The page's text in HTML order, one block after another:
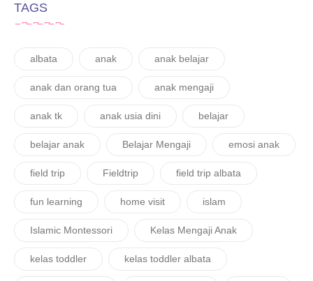
TAGS
albata anak anak belajar
anak dan orang tua anak mengaji
anak tk anak usia dini belajar
belajar anak Belajar Mengaji emosi anak
field trip Fieldtrip field trip albata
fun learning home visit islam
Islamic Montessori Kelas Mengaji Anak
kelas toddler kelas toddler albata